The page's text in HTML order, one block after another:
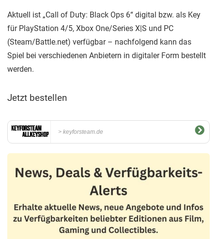
Aktuell ist „Call of Duty: Black Ops 6“ digital bzw. als Key
für PlayStation 4/5, Xbox One/Series X|S und PC
(Steam/Battle.net) verfügbar – nachfolgend kann das
Spiel bei verschiedenen Anbietern in digitaler Form bestellt
werden.
Jetzt bestellen
keyforsteam.de